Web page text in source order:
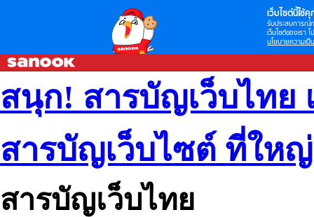
เว็บไซต์นี้ใช้คุ
รับประสบการณ์
เว็บไซต์ของเรา
นโยบายความเป็
สนุก! สารบัญเว็บไทย
สารบัญเว็บไซต์ ที่ให
สารบัญเว็บไทย